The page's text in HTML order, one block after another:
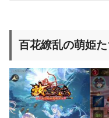
百花繚乱の萌姫た